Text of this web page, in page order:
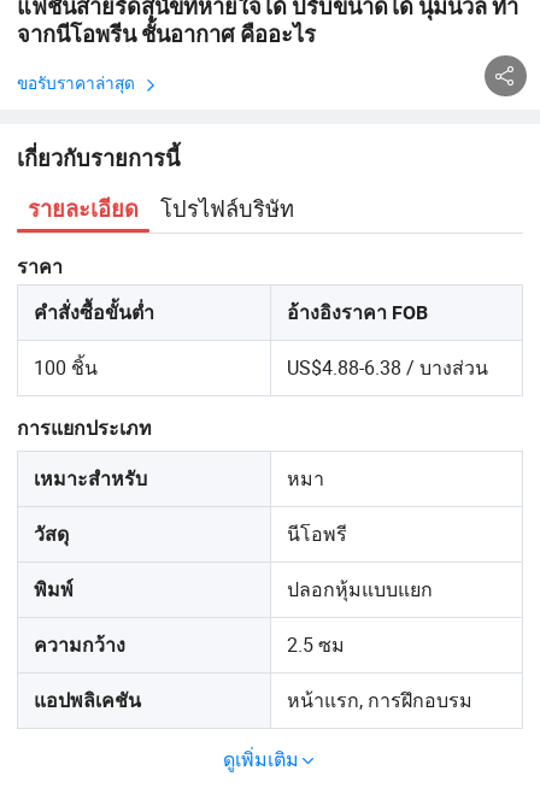
แฟชั่นสายรัดสุนัขที่หายใจได้ ปรับขนาดได้ นุ่มนวล ทำ
จากนีโอพรีน ชั้นอากาศ คืออะไร
ขอรับราคาล่าสุด
เกี่ยวกับรายการนี้
รายละเอียด โปรไฟล์บริษัท
ราคา
คำสั่งซื้อขั้นต่ำ อ้างอิงราคา FOB
100 ชิ้น US$4.88-6.38 / บางส่วน
การแยกประเภท
เหมาะสำหรับ หมา
วัสดุ นีโอพรี
พิมพ์ ปลอกหุ้มแบบแยก
ความกว้าง 2.5 ซม
แอปพลิเคชัน หน้าแรก, การฝึกอบรม
ดูเพิ่มเติม